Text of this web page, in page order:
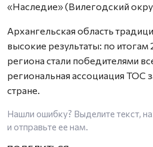
«Наследие» (Вилегодский
Архангельская область
высокие результаты: по
региона стали победителями
региональная ассоциация ТОС
стране.
Нашли ошибку? Выделите текст,
и отправьте ее нам.